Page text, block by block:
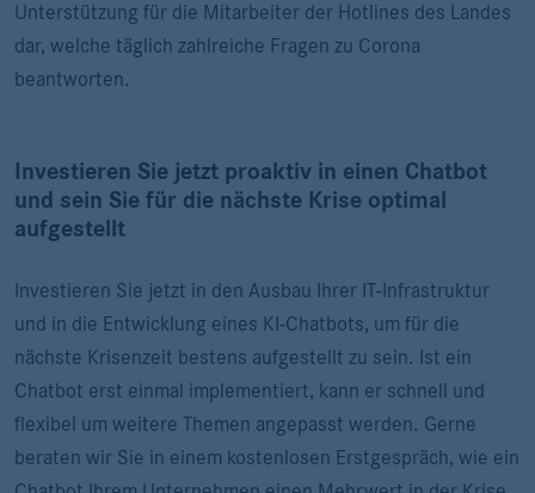
Unterstützung für die Mitarbeiter der Hotlines des Landes
dar, welche täglich zahlreiche Fragen zu Corona
beantworten.
Investieren Sie jetzt proaktiv in einen Chatbot
und sein Sie für die nächste Krise optimal
aufgestellt
Investieren Sie jetzt in den Ausbau Ihrer IT-Infrastruktur
und in die Entwicklung eines KI-Chatbots, um für die
nächste Krisenzeit bestens aufgestellt zu sein. Ist ein
Chatbot erst einmal implementiert, kann er schnell und
flexibel um weitere Themen angepasst werden. Gerne
beraten wir Sie in einem kostenlosen Erstgespräch, wie ein